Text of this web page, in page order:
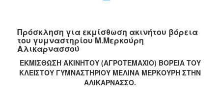
2022
2021
2020
Πρόσκληση για εκμίσθωση ακινήτου βόρεια
του γυμναστηρίου Μ.Μερκούρη
Αλικαρνασσού
ΕΚΜΙΣΘΩΣΗ ΑΚΙΝΗΤΟΥ (ΑΓΡΟΤΕΜΑΧΙΟ) ΒΟΡΕΙΑ ΤΟΥ
ΚΛΕΙΣΤΟΥ ΓΥΜΝΑΣΤΗΡΙΟΥ ΜΕΛΙΝΑ ΜΕΡΚΟΥΡΗ ΣΤΗΝ
ΑΛΙΚΑΡΝΑΣΣΟ.